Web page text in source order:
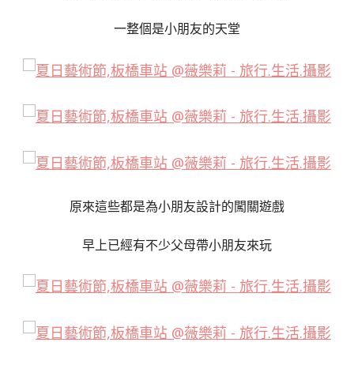
一整個是小朋友的天堂
原來這些都是為小朋友設計的闖關遊戲
早上已經有不少父母帶小朋友來玩